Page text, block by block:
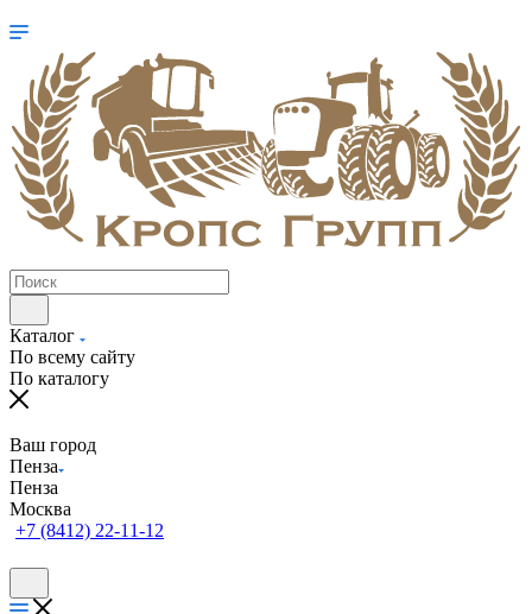
Каталог
По всему сайту
По каталогу
Ваш город
Пенза
Пенза
Москва
+7 (8412) 22-11-12